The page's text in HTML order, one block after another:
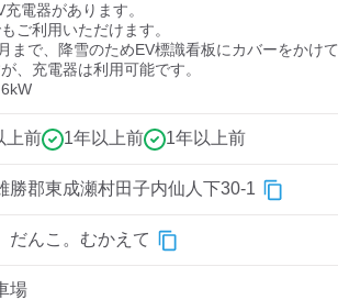
電器があります。
ご利用いただけます。
まで、降雪のためEV標識看板にカバーをかけて
、充電器は利用可能です。
上前 1年以上前 1年以上前
勝郡東成瀬村田子内仙人下30-1
だんこ。むかえて
場